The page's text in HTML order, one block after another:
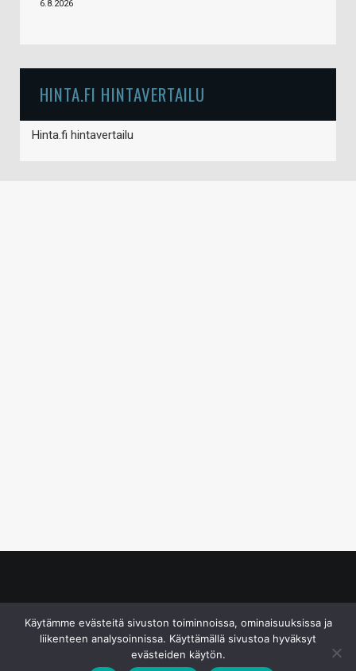
6.8.2026
HINTA.FI HINTAVERTAILU
Hinta.fi hintavertailu
Käytämme evästeitä sivuston toiminnoissa, ominaisuuksissa ja
liikenteen analysoinnissa. Käyttämällä sivustoa hyväksyt
evästeiden käytön.